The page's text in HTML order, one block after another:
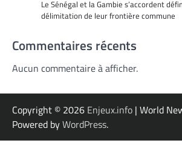
Le Sénégal et la Gambie s’accordent
délimitation de leur frontière commune
Commentaires récents
Aucun commentaire à afficher.
Copyright © 2026 Enjeux.info | World
Powered byWordPress.